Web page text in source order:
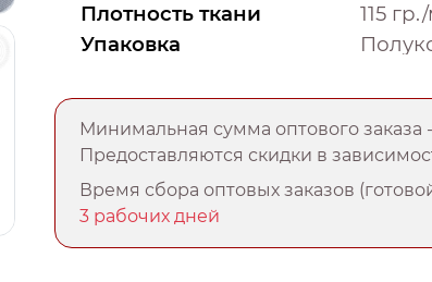
Плотность ткани
115
Упаковка
Минимальная сумма оптового заказа
Предоставляются скидки в
Время сбора оптовых заказов
3 рабочих дней